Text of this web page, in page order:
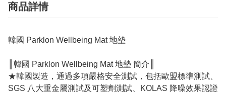
商品詳情
韓國 Parklon Wellbeing Mat 地墊
║韓國 Parklon Wellbeing Mat 地墊 簡介║
★韓國製造，通過多項嚴格安全測試，包括歐盟標準測試、
SGS 八大重金屬測試及可塑劑測試、KOLAS 降噪效果認證